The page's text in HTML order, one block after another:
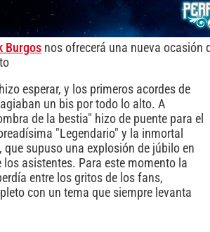
Burgos nos ofrecerá una nueva ocasión
esperar, y los primeros acordes de
un bis por todo lo alto. A
de la bestia" hizo de puente para el
"Legendario" y la inmortal
que supuso una explosión de júbilo en
asistentes. Para este momento la
entre los gritos de los fans,
con un tema que siempre levanta